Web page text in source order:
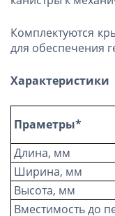
Комплектуются
для обеспечения
Характеристики
Праметры*
Длина, мм
Ширина, мм
Высота, мм
Вместимость до